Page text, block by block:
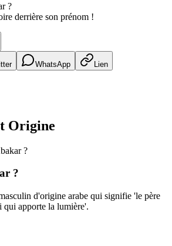
?
derrière son prénom !
WhatsApp Lien
Origine
?
?
d'origine arabe qui signifie 'le père
qui apporte la lumière'.